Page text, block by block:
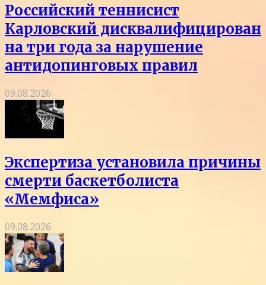
Российский теннисист
Карловский дисквалифицирован
на три года за нарушение
антидопинговых правил
09.08.2026
Экспертиза установила причины
смерти баскетболиста
«Мемфиса»
09.08.2026